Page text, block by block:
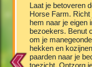
PC
Laat je betoveren
Horse Farm. Richt
hem naar je eigen
bezoekers. Benut
om je
hekken en
paarden naar je
toezicht. Ontzorg